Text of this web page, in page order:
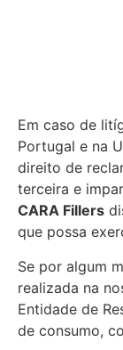
Em caso de
Portugal e na
direito de
terceira e
CARA Fillers
que possa
Se por algum
realizada na
Entidade de
de consumo,